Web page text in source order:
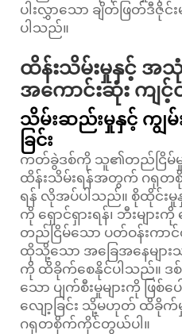
ပါးလွှာသော ချိတ်ဖြတ်ဒီဇိုင်
ပါသည်။
ထိန်းသိမ်းမှုနှင့် အသုံ
အကောင်းဆုံး ကျင့်
သိမ်းဆည်းမှုနှင့် ကျွ
ခြင်း
ကတ်ခွဲဒစ်ကို သူ၏တည်ငြိမ်မှု
ထိန်းသိမ်းရန်အတွက် ဂရု
ရန် လိုအပ်ပါသည်။ စိုထိုင်းမှုနှ
ကို ရှောင်ရှားရန်၊ ဘီးများ
တည်ငြိမ်သော ပတ်ဝန်းကာ
ထိုသို့သော အခြေအနေများ
ကို ထိခိုက်စေနိုင်ပါသည်။ ဒ
သော ပျက်စီးမှုများကို ဖြစ်
လျော့ခြင်း သို့မဟုတ် ထိခိုက်မှု
ဂရုတစိုက်ကိုင်တွယ်ပါ။